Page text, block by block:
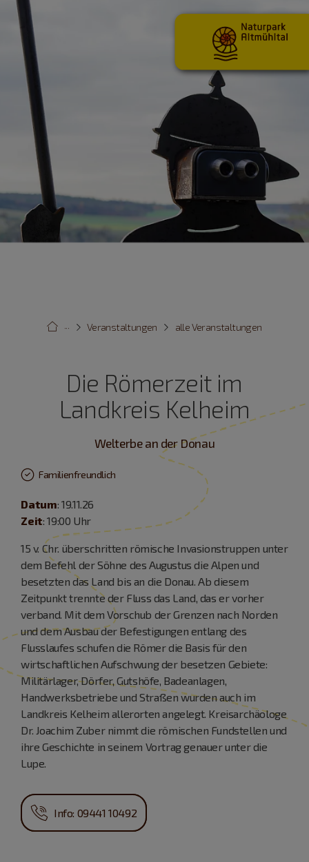
alle Veranstaltungen
Veranstaltungen
···
Die Römerzeit im
Landkreis Kelheim
Welterbe an der Donau
Familienfreundlich
Datum: 19.11.26
Zeit: 19:00 Uhr
15 v. Chr. überschritten römische Invasionstruppen unter
dem Befehl der Söhne des Augustus die Alpen und
besetzten das Land bis an die Donau. Ab diesem
Zeitpunkt trennte der Fluss das Land, das er vorher
verband. Mit dem Vorschub der Grenzen nach Norden
und dem Ausbau der Befestigungen entlang des
Flusslaufes schufen die Römer die Basis für den
wirtschaftlichen Aufschwung der besetzen Gebiete:
Militärlager, Dörfer, Gutshöfe, Badeanlagen,
Handwerksbetriebe und Straßen wurden auch im
Landkreis Kelheim allerorten angelegt. Kreisarchäologe
Dr. Joachim Zuber nimmt die römischen Fundstellen und
ihre Geschichte in seinem Vortrag genauer unter die
Lupe.
Info: 09441 10492